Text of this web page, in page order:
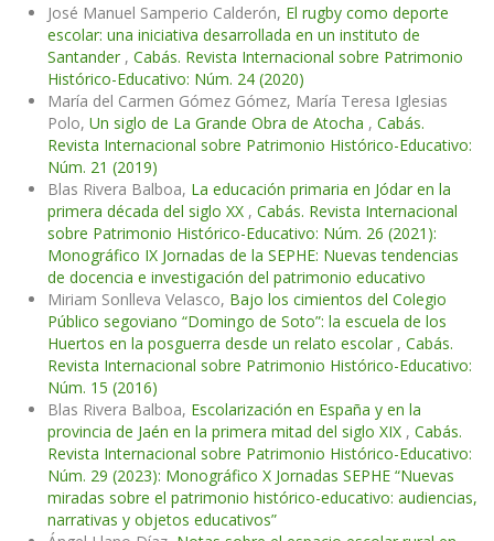
José Manuel Samperio Calderón, El rugby como deporte
escolar: una iniciativa desarrollada en un instituto de
Santander , Cabás. Revista Internacional sobre Patrimonio
Histórico-Educativo: Núm. 24 (2020)
María del Carmen Gómez Gómez, María Teresa Iglesias
Polo, Un siglo de La Grande Obra de Atocha , Cabás.
Revista Internacional sobre Patrimonio Histórico-Educativo:
Núm. 21 (2019)
Blas Rivera Balboa, La educación primaria en Jódar en la
primera década del siglo XX , Cabás. Revista Internacional
sobre Patrimonio Histórico-Educativo: Núm. 26 (2021):
Monográfico IX Jornadas de la SEPHE: Nuevas tendencias
de docencia e investigación del patrimonio educativo
Miriam Sonlleva Velasco, Bajo los cimientos del Colegio
Público segoviano “Domingo de Soto”: la escuela de los
Huertos en la posguerra desde un relato escolar , Cabás.
Revista Internacional sobre Patrimonio Histórico-Educativo:
Núm. 15 (2016)
Blas Rivera Balboa, Escolarización en España y en la
provincia de Jaén en la primera mitad del siglo XIX , Cabás.
Revista Internacional sobre Patrimonio Histórico-Educativo:
Núm. 29 (2023): Monográfico X Jornadas SEPHE “Nuevas
miradas sobre el patrimonio histórico-educativo: audiencias,
narrativas y objetos educativos”